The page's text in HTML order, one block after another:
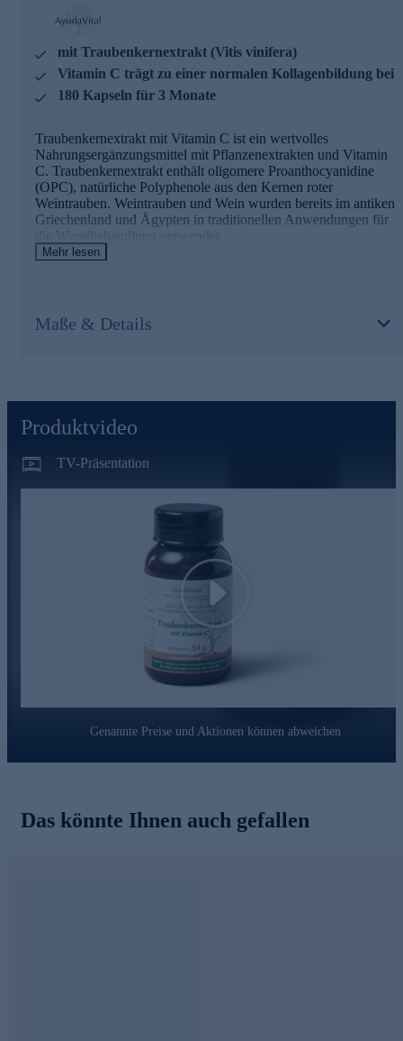
AyudaVital - einfach, pflanzlich, ayurvedisch
AyudaVital macht die Erfahrungen der ayurvedischen
Pflanzenlehre für den Alltag nutzbar. Dem Team von
AyudaVital ist es besonders wichtig, dass Sie genau wissen,
was Sie einnehmen. Deshalb folgt jedes Produkt dem
Hauptinhaltsstoff, ein ergänzender Mikronährstoff. Nicht
mehr. Was keinen Beitrag leistet, kommt nicht in die Kapsel.
Bestellen Sie gleich hier ganz bequem im Onlineshop.
mit Traubenkernextrakt (Vitis vinifera)
Vitamin C trägt zu einer normalen Kollagenbildung bei
180 Kapseln für 3 Monate
Traubenkernextrakt mit Vitamin C ist ein wertvolles
Nahrungsergänzungsmittel mit Pflanzenextrakten und Vitamin
C. Traubenkernextrakt enthält oligomere Proanthocyanidine
(OPC), natürliche Polyphenole aus den Kernen roter
Weintrauben. Weintrauben und Wein wurden bereits im antiken
Griechenland und Ägypten in traditionellen Anwendungen für
die Wundbehandlung verwendet.
Tagesdosis, standardisiert auf =95 % OPC
Pflanzenlehre für den Alltag nutzbar. Dem Team von
was Sie einnehmen. Deshalb folgt jedes Produkt dem Prinzip
der stringenten Einfachheit: Ein pflanzlicher Hauptinhaltsstoff,
Beitrag leistet, kommt nicht in die Kapsel.
Bestellen Sie gleich hier ganz bequem im Onlineshop.
Mehr lesen
Maße & Details
Produktvideo
TV-Präsentation
Play
Genannte Preise und Aktionen können abweichen
Das könnte Ihnen auch gefallen